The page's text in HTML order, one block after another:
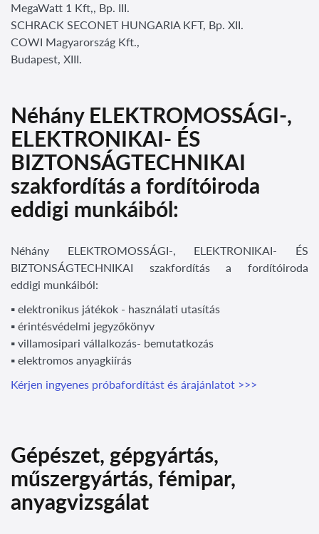
MegaWatt 1 Kft,, Bp. III.
SCHRACK SECONET HUNGARIA KFT, Bp. XII.
COWI Magyarország Kft.,
Budapest, XIII.
Néhány ELEKTROMOSSÁGI-,
ELEKTRONIKAI- ÉS
BIZTONSÁGTECHNIKAI
szakfordítás a fordítóiroda
eddigi munkáiból:
Néhány ELEKTROMOSSÁGI-, ELEKTRONIKAI- ÉS
BIZTONSÁGTECHNIKAI szakfordítás a fordítóiroda
eddigi munkáiból:
▪ elektronikus játékok - használati utasítás
▪ érintésvédelmi jegyzőkönyv
▪ villamosipari vállalkozás- bemutatkozás
▪ elektromos anyagkiírás
Kérjen ingyenes próbafordítást és árajánlatot >>>
Gépészet, gépgyártás,
műszergyártás, fémipar,
anyagvizsgálat